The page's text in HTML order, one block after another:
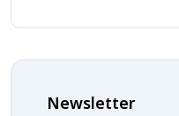
Newsletter